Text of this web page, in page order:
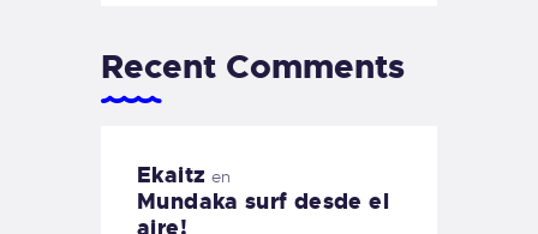
Recent Comments
Ekaitz en
Mundaka surf desde el
aire!